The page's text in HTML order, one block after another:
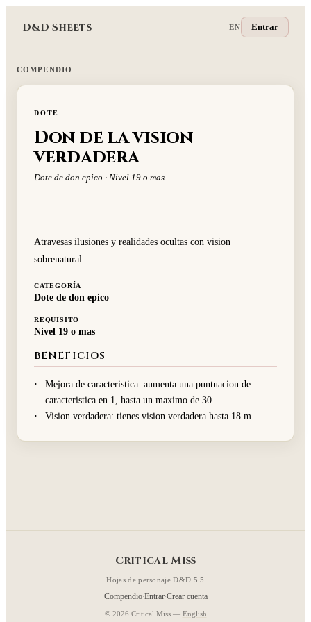
D&D Sheets EN Entrar
COMPENDIO
DOTE
Don de la vision
verdadera
Dote de don epico · Nivel 19 o mas
Atravesas ilusiones y realidades ocultas con vision
sobrenatural.
CATEGORÍA
Dote de don epico
REQUISITO
Nivel 19 o mas
BENEFICIOS
Mejora de caracteristica: aumenta una puntuacion de
caracteristica en 1, hasta un maximo de 30.
Vision verdadera: tienes vision verdadera hasta 18 m.
Critical Miss
Hojas de personaje D&D 5.5
Compendio·Entrar·Crear cuenta
© 2026 Critical Miss — English